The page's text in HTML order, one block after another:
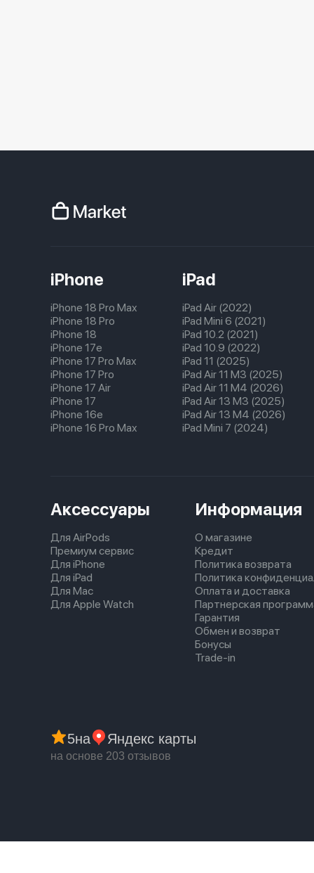
iPhone
iPhone 18 Pro Max
iPhone 18 Pro
iPhone 18
iPhone 17e
iPhone 17 Pro Max
iPhone 17 Pro
iPhone 17 Air
iPhone 17
iPhone 16e
iPhone 16 Pro Max
iPad
iPad Air (2022)
iPad Mini 6 (2021)
iPad 10.2 (2021)
iPad 10.9 (2022)
iPad 11 (2025)
iPad Air 11 M3 (2025)
iPad Air 11 M4 (2026)
iPad Air 13 M3 (2025)
iPad Air 13 M4 (2026)
iPad Mini 7 (2024)
Аксессуары
Для AirPods
Премиум сервис
Для iPhone
Для iPad
Для Mac
Для Apple Watch
Информация
О магазине
Кредит
Политика возврата
Политика
Оплата и доставка
Партнерская
Гарантия
Обмен и возврат
Бонусы
Trade-in
5на Яндекс карты
на основе 203 отзывов